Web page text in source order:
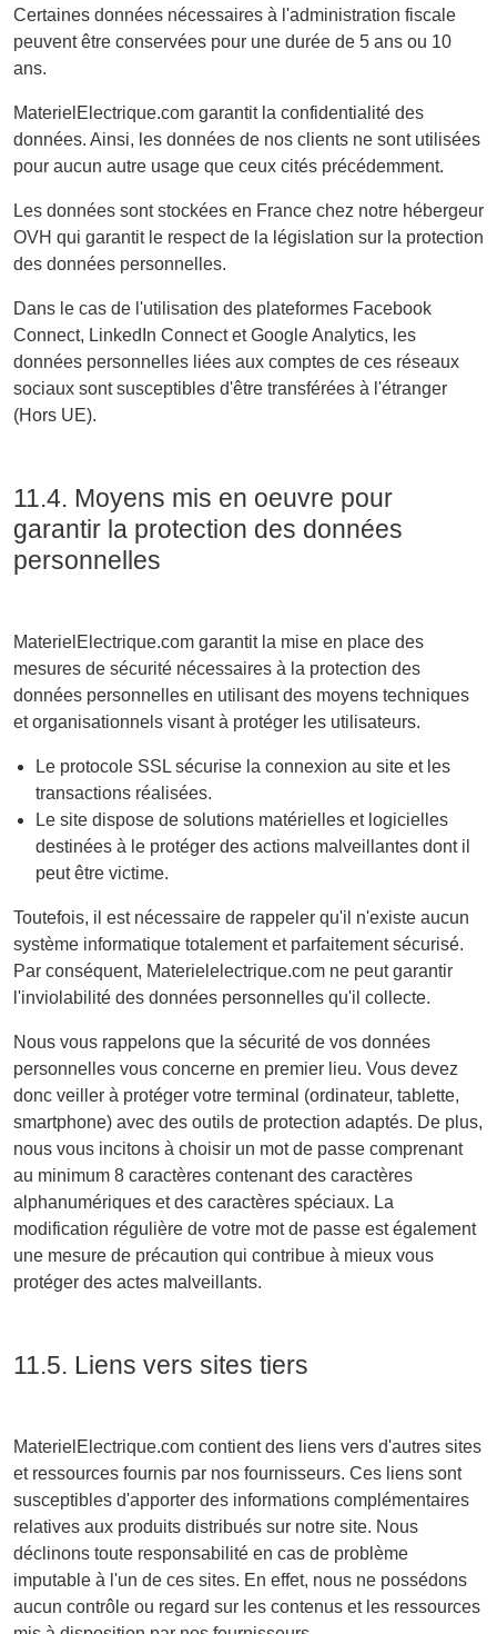
Certaines données nécessaires à l'administration fiscale
peuvent être conservées pour une durée de 5 ans ou 10
ans.
MaterielElectrique.com garantit la confidentialité des
données. Ainsi, les données de nos clients ne sont utilisées
pour aucun autre usage que ceux cités précédemment.
Les données sont stockées en France chez notre hébergeur
OVH qui garantit le respect de la législation sur la protection
des données personnelles.
Dans le cas de l'utilisation des plateformes Facebook
Connect, LinkedIn Connect et Google Analytics, les
données personnelles liées aux comptes de ces réseaux
sociaux sont susceptibles d'être transférées à l'étranger
(Hors UE).
11.4. Moyens mis en oeuvre pour
garantir la protection des données
personnelles
MaterielElectrique.com garantit la mise en place des
mesures de sécurité nécessaires à la protection des
données personnelles en utilisant des moyens techniques
et organisationnels visant à protéger les utilisateurs.
Le protocole SSL sécurise la connexion au site et les
transactions réalisées.
Le site dispose de solutions matérielles et logicielles
destinées à le protéger des actions malveillantes dont il
peut être victime.
Toutefois, il est nécessaire de rappeler qu'il n'existe aucun
système informatique totalement et parfaitement sécurisé.
Par conséquent, Materielelectrique.com ne peut garantir
l'inviolabilité des données personnelles qu'il collecte.
Nous vous rappelons que la sécurité de vos données
personnelles vous concerne en premier lieu. Vous devez
donc veiller à protéger votre terminal (ordinateur, tablette,
smartphone) avec des outils de protection adaptés. De plus,
nous vous incitons à choisir un mot de passe comprenant
au minimum 8 caractères contenant des caractères
alphanumériques et des caractères spéciaux. La
modification régulière de votre mot de passe est également
une mesure de précaution qui contribue à mieux vous
protéger des actes malveillants.
11.5. Liens vers sites tiers
MaterielElectrique.com contient des liens vers d'autres sites
et ressources fournis par nos fournisseurs. Ces liens sont
susceptibles d'apporter des informations complémentaires
relatives aux produits distribués sur notre site. Nous
déclinons toute responsabilité en cas de problème
imputable à l'un de ces sites. En effet, nous ne possédons
aucun contrôle ou regard sur les contenus et les ressources